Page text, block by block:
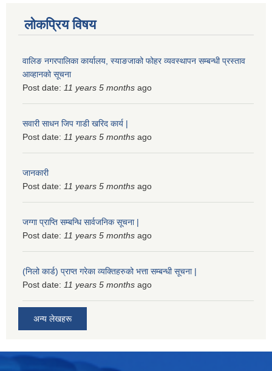
लोकप्रिय विषय
वालिङ नगरपालिका कार्यालय, स्याङजाको फोहर व्यवस्थापन सम्बन्धी प्रस्ताव
आव्हानको सूचना
Post date: 11 years 5 months ago
सवारी साधन जिप गाडी खरिद कार्य |
Post date: 11 years 5 months ago
जानकारी
Post date: 11 years 5 months ago
जग्गा प्राप्ति सम्बन्धि सार्वजनिक सूचना |
Post date: 11 years 5 months ago
(निलो कार्ड) प्राप्त गरेका व्यक्तिहरुको भत्ता सम्बन्धी सूचना |
Post date: 11 years 5 months ago
अन्य लेखहरू